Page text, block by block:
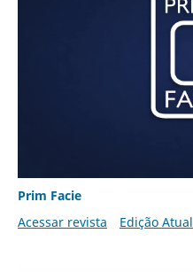
Prim Facie
Acessar revista
Edição Atual